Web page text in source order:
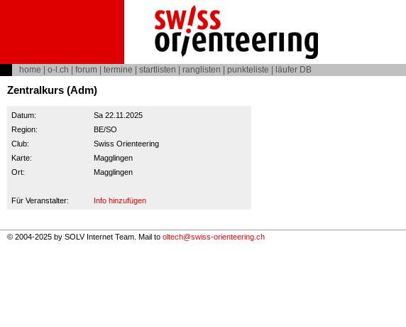
home o-l.ch forum termine startlisten ranglisten punkteliste läufer DB
Zentralkurs (Adm)
Datum:
Sa 22.11.2025
Region:
BE/SO
Club:
Swiss Orienteering
Karte:
Magglingen
Ort:
Magglingen
Für Veranstalter: Info hinzufügen
© 2004-2025 by SOLV Internet Team. Mail to oltech@swiss-orienteering.ch